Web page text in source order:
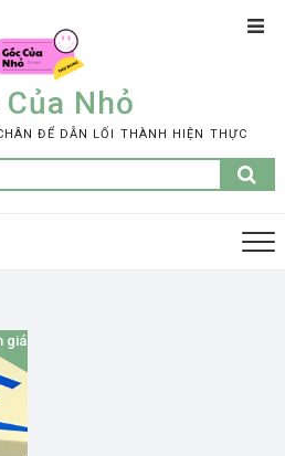
Của Nhỏ
ĐỂ DẪN LỐI THÀNH HIỆN THỰC
Tìm
kiếm:
giá!